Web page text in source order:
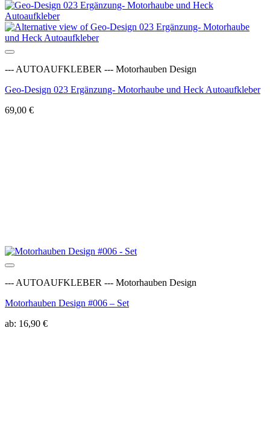
--- AUTOAUFKLEBER --- Motorhauben Design
Geo-Design 023 Ergänzung- Motorhaube und Heck Autoaufkleber
69,00 €
--- AUTOAUFKLEBER --- Motorhauben Design
Motorhauben Design #006 – Set
ab: 16,90 €